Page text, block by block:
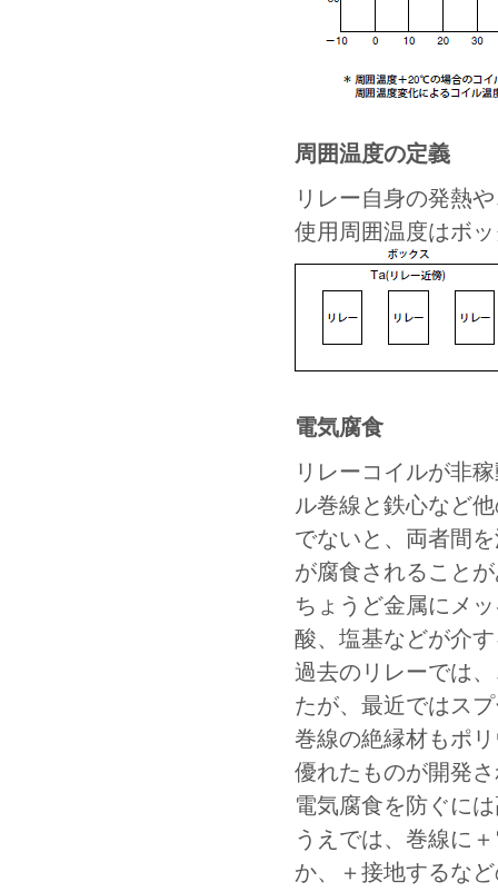
周囲温度の定義
リレー自身の発熱
使用周囲温度はボ
電気腐食
リレーコイルが非
ル巻線と鉄心など
でないと、両者間
が腐食されること
ちょうど金属にメ
酸、塩基などが介
過去のリレーでは
たが、最近ではス
巻線の絶縁材もポ
優れたものが開発
電気腐食を防ぐに
うえでは、巻線に
か、＋接地するな